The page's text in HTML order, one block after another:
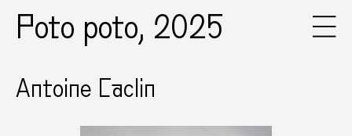
Poto poto, 2025
Antoine Caclin